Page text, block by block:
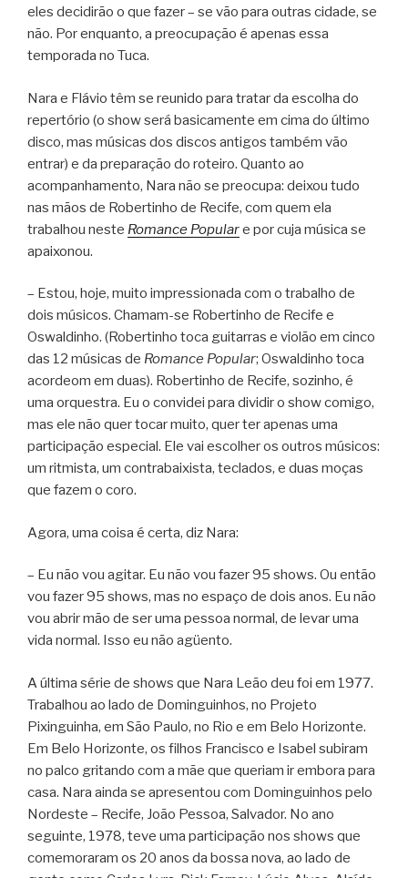
eles decidirão o que fazer – se vão para outras cidade, se
não. Por enquanto, a preocupação é apenas essa
temporada no Tuca.
Nara e Flávio têm se reunido para tratar da escolha do
repertório (o show será basicamente em cima do último
disco, mas músicas dos discos antigos também vão
entrar) e da preparação do roteiro. Quanto ao
acompanhamento, Nara não se preocupa: deixou tudo
nas mãos de Robertinho de Recife, com quem ela
trabalhou neste Romance Populare por cuja música se
apaixonou.
– Estou, hoje, muito impressionada com o trabalho de
dois músicos. Chamam-se Robertinho de Recife e
Oswaldinho. (Robertinho toca guitarras e violão em cinco
das 12 músicas de Romance Popular; Oswaldinho toca
acordeom em duas). Robertinho de Recife, sozinho, é
uma orquestra. Eu o convidei para dividir o show comigo,
mas ele não quer tocar muito, quer ter apenas uma
participação especial. Ele vai escolher os outros músicos:
um ritmista, um contrabaixista, teclados, e duas moças
que fazem o coro.
Agora, uma coisa é certa, diz Nara:
– Eu não vou agitar. Eu não vou fazer 95 shows. Ou então
vou fazer 95 shows, mas no espaço de dois anos. Eu não
vou abrir mão de ser uma pessoa normal, de levar uma
vida normal. Isso eu não agüento.
A última série de shows que Nara Leão deu foi em 1977.
Trabalhou ao lado de Dominguinhos, no Projeto
Pixinguinha, em São Paulo, no Rio e em Belo Horizonte.
Em Belo Horizonte, os filhos Francisco e Isabel subiram
no palco gritando com a mãe que queriam ir embora para
casa. Nara ainda se apresentou com Dominguinhos pelo
Nordeste – Recife, João Pessoa, Salvador. No ano
seguinte, 1978, teve uma participação nos shows que
comemoraram os 20 anos da bossa nova, ao lado de